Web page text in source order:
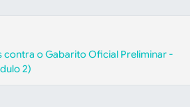
o Gabarito Oficial Preliminar -
2)